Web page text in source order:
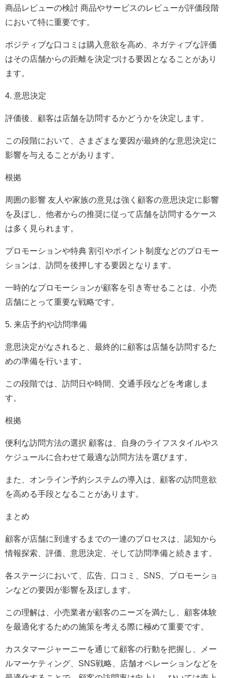
商品レビューの検討 商品やサービスのレビューが評価段階
において特に重要です。
ポジティブな口コミは購入意欲を高め、ネガティブな評価
はその店舗からの距離を決定づける要因となることがあり
ます。
4. 意思決定
評価後、顧客は店舗を訪問するかどうかを決定します。
この段階において、さまざまな要因が最終的な意思決定に
影響を与えることがあります。
根拠
周囲の影響 友人や家族の意見は強く顧客の意思決定に影響
を及ぼし、他者からの推奨に従って店舗を訪問するケース
は多く見られます。
プロモーションや特典 割引やポイント制度などのプロモー
ションは、訪問を後押しする要因となります。
一時的なプロモーションが顧客を引き寄せることは、小売
店舗にとって重要な戦略です。
5. 来店予約や訪問準備
意思決定がなされると、最終的に顧客は店舗を訪問するた
めの準備を行います。
この段階では、訪問日や時間、交通手段などを考慮しま
す。
根拠
便利な訪問方法の選択 顧客は、自身のライフスタイルやス
ケジュールに合わせて最適な訪問方法を選びます。
また、オンライン予約システムの導入は、顧客の訪問意欲
を高める手段となることがあります。
まとめ
顧客が店舗に到達するまでの一連のプロセスは、認知から
情報探索、評価、意思決定、そして訪問準備と続きます。
各ステージにおいて、広告、口コミ、SNS、プロモーショ
ンなどの要因が影響を及ぼします。
この理解は、小売業者が顧客のニーズを満たし、顧客体験
を最適化するための施策を考える際に極めて重要です。
カスタマージャーニーを通じて顧客の行動を把握し、メー
ルマーケティング、SNS戦略、店舗オペレーションなどを